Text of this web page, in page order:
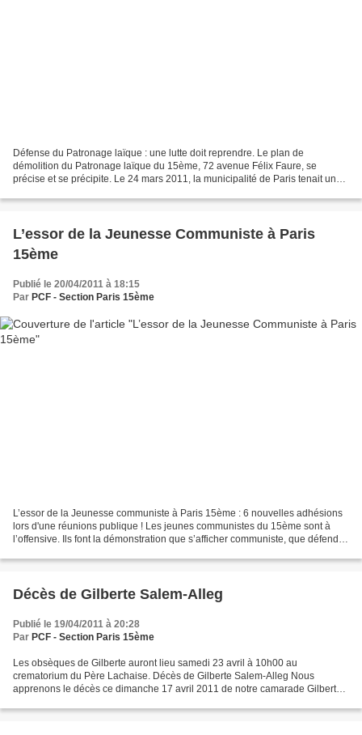
Défense du Patronage laïque : une lutte doit reprendre. Le plan de
démolition du Patronage laïque du 15ème, 72 avenue Félix Faure, se
précise et se précipite. Le 24 mars 2011, la municipalité de Paris tenait une
L’essor de la Jeunesse Communiste à Paris
15ème
Publié le 20/04/2011 à 18:15
Par PCF - Section Paris 15ème
L’essor de la Jeunesse communiste à Paris 15ème : 6 nouvelles adhésions
lors d'une réunions publique ! Les jeunes communistes du 15ème sont à
l’offensive. Ils font la démonstration que s’afficher communiste, que défendre
Décès de Gilberte Salem-Alleg
Publié le 19/04/2011 à 20:28
Par PCF - Section Paris 15ème
Les obsèques de Gilberte auront lieu samedi 23 avril à 10h00 au
crematorium du Père Lachaise. Décès de Gilberte Salem-Alleg Nous
apprenons le décès ce dimanche 17 avril 2011 de notre camarade Gilberte